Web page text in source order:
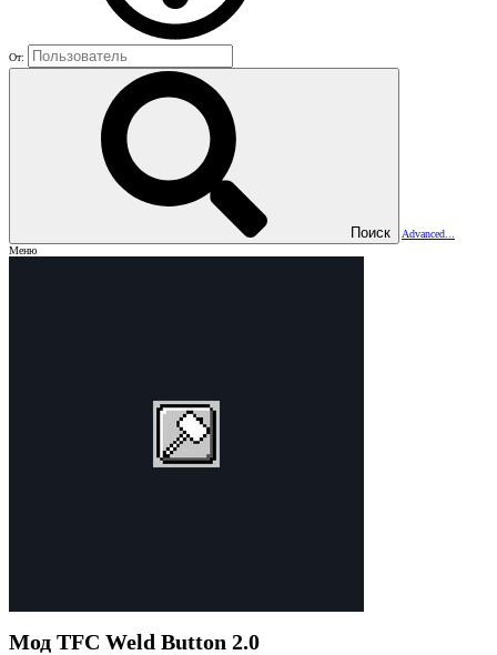
От:
Поиск
Advanced...
Меню
Мод TFC Weld Button 2.0